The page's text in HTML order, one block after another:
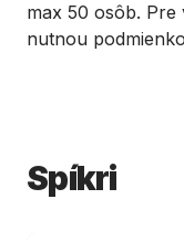
max 50 osôb. Pre
nutnou
Spíkri